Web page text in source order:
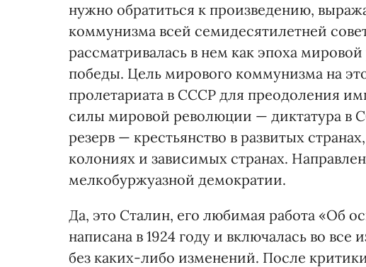
нужно обратиться к произведению,
коммунизма всей семидесятилетней
рассматривалась в нем как эпоха
победы. Цель мирового коммунизма на
пролетариата в СССР для преодоления
силы мировой революции — диктатура в
резерв — крестьянство в развитых
колониях и зависимых странах.
мелкобуржуазной демократии.
Да, это Сталин, его любимая работа «Об
написана в 1924 году и включалась во
без каких-либо изменений. После